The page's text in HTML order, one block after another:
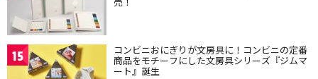
15 コンビニおにぎりが文房具に！コンビニの定番
商品をモチーフにした文房具シリーズ『ジムマ
ート』誕生